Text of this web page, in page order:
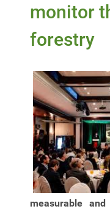
monitor
forestry
measurable